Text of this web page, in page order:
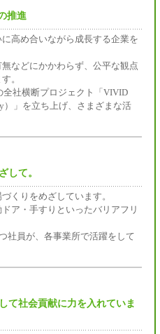
推進
高め合いながら成長する企業を
などにかかわらず、公平な観点
。
社横断プロジェクト「VIVID
）」を立ち上げ、さまざまな活
して。
くりをめざしています。
ア・手すりといったバリアフリ
社員が、各事業所で活躍をして
て社会貢献に力を入れていま